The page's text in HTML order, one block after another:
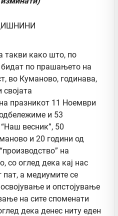
такви како што, по
по прашањето на
во Куманово, годинава,
својата
празникот 11 Ноември
и 53
весник”, 50
и 20 години од
на
со оглед дека кај нас
пат, а медиумите се
и опстојување
на сите споменати
дека денес ниту еден